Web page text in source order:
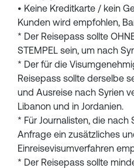
• Keine Kreditkarte / kein
Kunden wird empfohlen,
* Der Reisepass sollte
STEMPEL sein, um nach
* Der für die
Reisepass sollte derselbe
und Ausreise nach Syrien
Libanon und in Jordanien.
* Für Journalisten, die nach
Anfrage ein zusätzliches
Einreisevisumverfahren
* Der Reisepass sollte